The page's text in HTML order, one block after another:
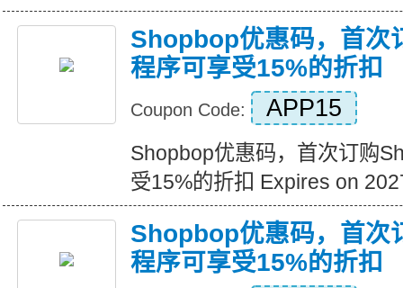
Shopbop优惠码，首次
程序可享受15%的折扣
Coupon Code: APP15
Shopbop优惠码，首次订购
受15%的折扣 Expires on
Shopbop优惠码，首次
程序可享受15%的折扣